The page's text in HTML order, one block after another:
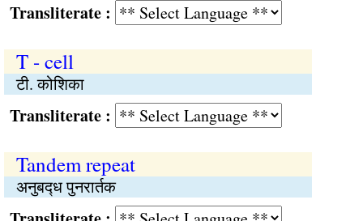
:
T - cell
टी. कोशिका
:
Tandem repeat
अनुबद्‍ध पुनरार्तक